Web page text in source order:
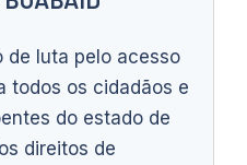
de luta pelo acesso
todos os cidadãos e
do estado de
direitos de